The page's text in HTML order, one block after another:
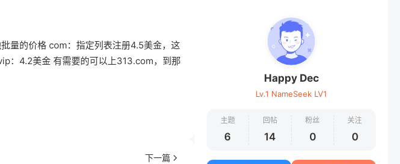
量的价格 com：指定列表注册4.5美金，这
：4.2美金 有需要的可以上313.com，到那
下一篇
Happy Dec
Lv.1 NameSeek LV1
主题
6
回帖
14
粉丝
0
关注
0